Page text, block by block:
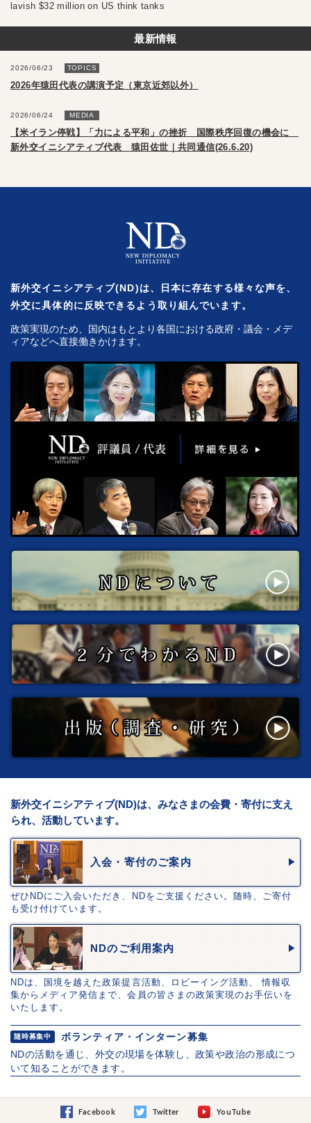
lavish $32 million on US think tanks
最新情報
2026/06/23 TOPICS
2026年猿田代表の講演予定（東京近郊以外）
2026/06/24 MEDIA
【米イラン停戦】「力による平和」の挫折 国際秩序回復の機会に
新外交イニシアティブ代表 猿田佐世｜共同通信(26.6.20)
新外交イニシアティブ(ND)は、日本に存在する様々な声を、
外交に具体的に反映できるよう取り組んでいます。
政策実現のため、国内はもとより各国における政府・議会・メデ
ィアなどへ直接働きかけます。
新外交イニシアティブ(ND)は、みなさまの会費・寄付に支え
られ、活動しています。
入会・寄付のご案内
ぜひNDにご入会いただき、NDをご支援ください。随時、ご寄付
も受け付けています。
NDのご利用案内
NDは、国境を越えた政策提言活動、ロビーイング活動、 情報収
集からメディア発信まで、会員の皆さまの政策実現のお手伝いを
いたします。
随時募集中
ボランティア・インターン募集
NDの活動を通じ、外交の現場を体験し、政策や政治の形成につ
いて知ることができます。
Facebook Twitter YouTube